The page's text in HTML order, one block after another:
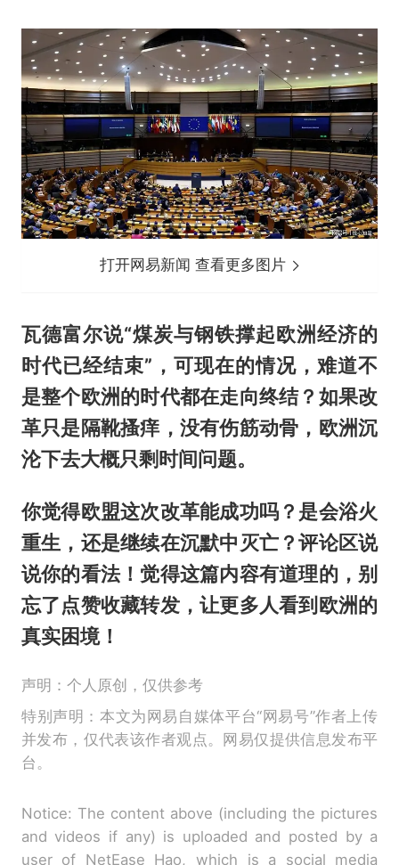
打开网易新闻 查看更多图片
瓦德富尔说“煤炭与钢铁撑起欧洲经济的
时代已经结束”，可现在的情况，难道不
是整个欧洲的时代都在走向终结？如果改
革只是隔靴搔痒，没有伤筋动骨，欧洲沉
沦下去大概只剩时间问题。
你觉得欧盟这次改革能成功吗？是会浴火
重生，还是继续在沉默中灭亡？评论区说
说你的看法！觉得这篇内容有道理的，别
忘了点赞收藏转发，让更多人看到欧洲的
真实困境！
声明：个人原创，仅供参考
特别声明：本文为网易自媒体平台“网易号”作者上传
并发布，仅代表该作者观点。网易仅提供信息发布平
台。
Notice: The content above (including the pictures
and videos if any) is uploaded and posted by a
user of NetEase Hao, which is a social media